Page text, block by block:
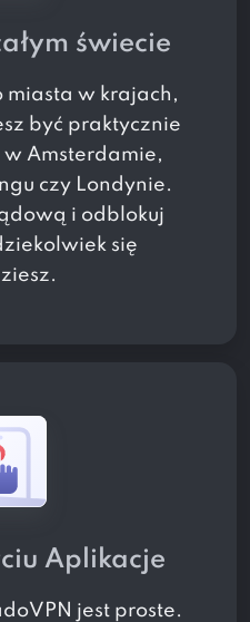
świecie
miasta w krajach,
być praktycznie
Amsterdamie,
czy Londynie.
i odblokuj
się
Aplikacje
jest proste.